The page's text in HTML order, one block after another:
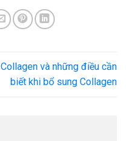
Collagen và những điều cần
biết khi bổ sung Collagen